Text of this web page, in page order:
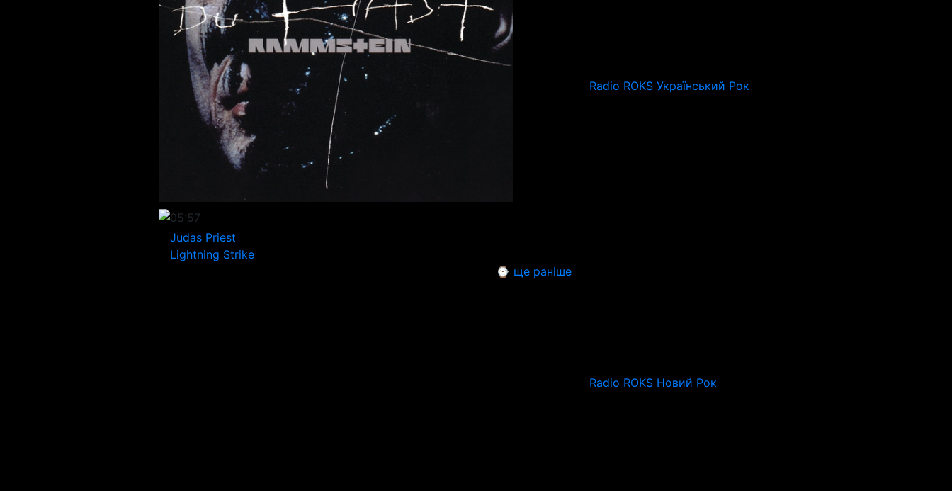
05:57
Judas Priest
Lightning Strike
⌚ ще раніше
Radio ROKS Український Рок
Radio ROKS Новий Рок